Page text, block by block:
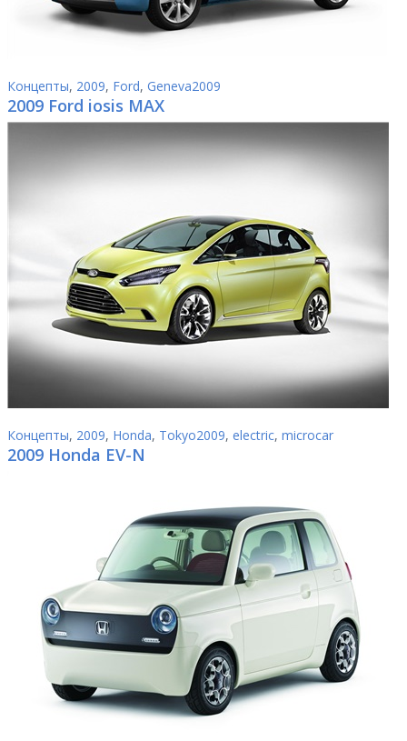
Концепты, 2009, Ford, Geneva2009
2009 Ford iosis MAX
Концепты, 2009, Honda, Tokyo2009, electric, microcar
2009 Honda EV-N